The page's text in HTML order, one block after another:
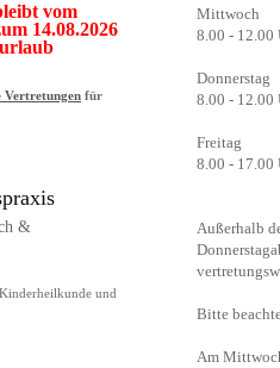
vom
14.08.2026
Vertretungen für
&
und
Mittwoch
8.00 - 12.00
Donnerstag
8.00 - 12.00
Freitag
8.00 - 17.00
Außerhalb
Bitte
Am